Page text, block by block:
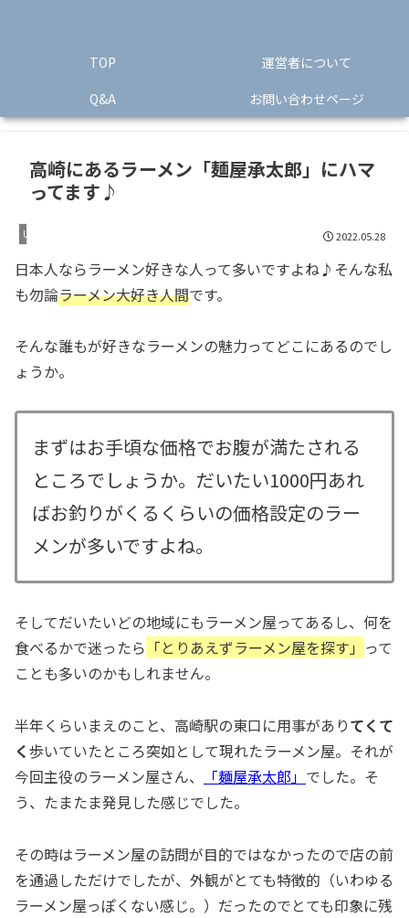
TOP
運営者について
Q&A
お問い合わせページ
高崎にあるラーメン「麺屋承太郎」にハマ
ってます♪
Uncategorized 2022.05.28
日本人ならラーメン好きな人って多いですよね♪そんな私
も勿論ラーメン大好き人間です。
そんな誰もが好きなラーメンの魅力ってどこにあるのでし
ょうか。
まずはお手頃な価格でお腹が満たされる
ところでしょうか。だいたい1000円あれ
ばお釣りがくるくらいの価格設定のラー
メンが多いですよね。
そしてだいたいどの地域にもラーメン屋ってあるし、何を
食べるかで迷ったら 「とりあえずラーメン屋を探す」 って
ことも多いのかもしれません。
半年くらいまえのこと、高崎駅の東口に用事がありてくて
く歩いていたところ突如として現れたラーメン屋。それが
今回主役のラーメン屋さん、
「麺屋承太郎」 でした。そ
う、たまたま発見した感じでした。
その時はラーメン屋の訪問が目的ではなかったので店の前
を通過しただけでしたが、外観がとても特徴的（いわゆる
ラーメン屋っぽくない感じ。）だったのでとても印象に残